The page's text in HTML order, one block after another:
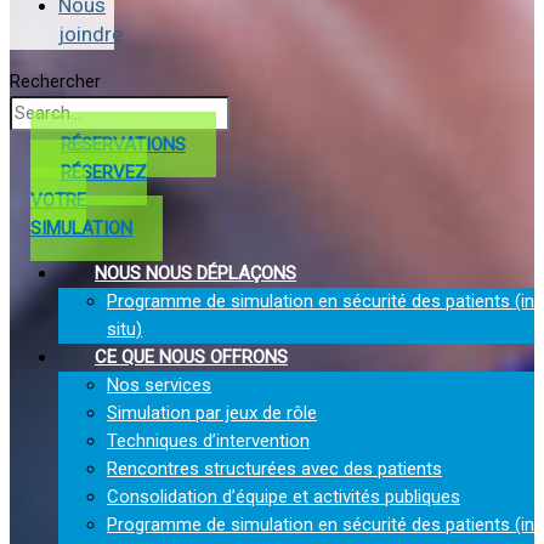
Nous
joindre
Rechercher
RÉSERVATIONS
RÉSERVEZ
VOTRE
SIMULATION
NOUS NOUS DÉPLAÇONS
Programme de simulation en sécurité des patients (in
situ)
CE QUE NOUS OFFRONS
Nos services
Simulation par jeux de rôle
Techniques d’intervention
Rencontres structurées avec des patients
Consolidation d’équipe et activités publiques
Programme de simulation en sécurité des patients (in